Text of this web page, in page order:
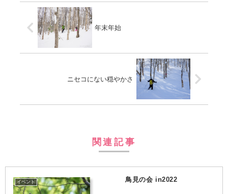
年末年始
ニセコにない穏やかさ
関連記事
イベント 鳥見の会 in2022